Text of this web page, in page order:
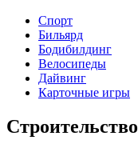
Спорт
Бильярд
Бодибилдинг
Велосипеды
Дайвинг
Карточные игры
Строительство